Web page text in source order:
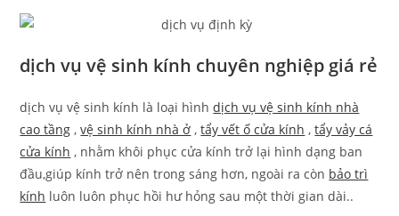
dịch vụ vệ sinh kính chuyên nghiệp giá rẻ
dịch vụ vệ sinh kính là loại hìnhdịch vụ vệ sinh kính nhà
cao tầng ,vệ sinh kính nhà ở ,tẩy vết ố cửa kính ,tẩy vảy cá
cửa kính , nhằm khôi phục cửa kính trở lại hình dạng ban
đầu,giúp kính trở nên trong sáng hơn, ngoài ra còn bảo trì
kính luôn luôn phục hồi hư hỏng sau một thời gian dài..